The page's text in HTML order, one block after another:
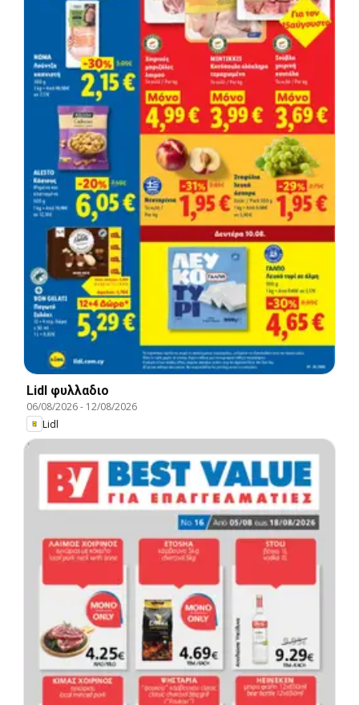
Lidl φυλλαδιο
06/08/2026- 12/08/2026
Lidl